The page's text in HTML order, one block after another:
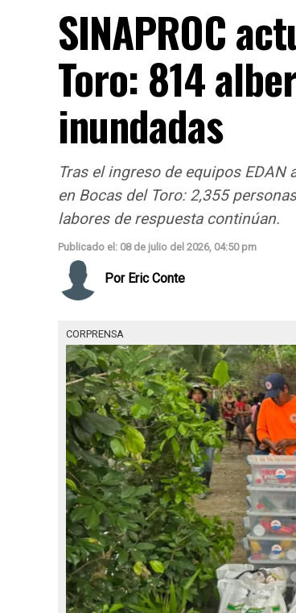
SINAPROC
Toro: 814
inundadas
Tras el ingreso de equipos EDAN
en Bocas del Toro: 2,355
labores de respuesta continúan.
Publicado el: 08 de julio del 2026, 04:50 pm
Por Eric Conte
CORPRENSA